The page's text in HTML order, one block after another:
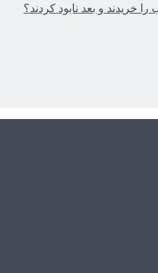
و بعد نابود کردند؟